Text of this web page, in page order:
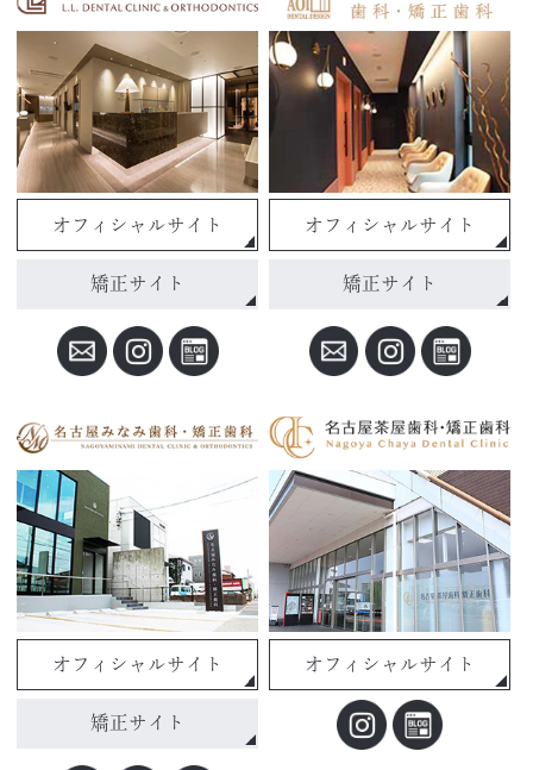
オフィシャルサイト
矯正サイト
オフィシャルサイト
矯正サイト
オフィシャルサイト
矯正サイト
オフィシャルサイト